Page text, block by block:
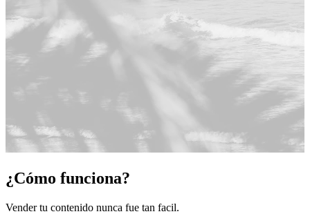
¿Cómo funciona?
Vender tu contenido nunca fue tan facil.